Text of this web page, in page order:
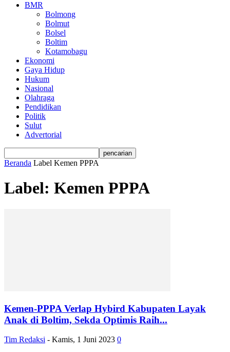
BMR
Bolmong
Bolmut
Bolsel
Boltim
Kotamobagu
Ekonomi
Gaya Hidup
Hukum
Nasional
Olahraga
Pendidikan
Politik
Sulut
Advertorial
Beranda Label Kemen PPPA
Label: Kemen PPPA
Kemen-PPPA Verlap Hybird Kabupaten Layak
Anak di Boltim, Sekda Optimis Raih...
Tim Redaksi - Kamis, 1 Juni 2023 0